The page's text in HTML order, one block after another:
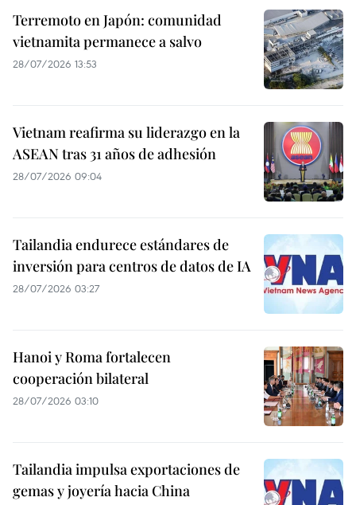
Terremoto en Japón: comunidad
vietnamita permanece a salvo
28/07/2026 13:53
Vietnam reafirma su liderazgo en la
ASEAN tras 31 años de adhesión
28/07/2026 09:04
Tailandia endurece estándares de
inversión para centros de datos de IA
28/07/2026 03:27
Hanoi y Roma fortalecen
cooperación bilateral
28/07/2026 03:10
Tailandia impulsa exportaciones de
gemas y joyería hacia China